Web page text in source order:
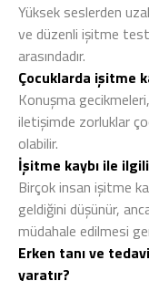
Yüksek seslerden
ve düzenli işitme
arasındadır.
Çocuklarda işitme
Konuşma
iletişimde zorluklar
olabilir.
İşitme kaybı ile
Birçok insan işitme
geldiğini düşünür,
müdahale edilmesi
Erken tanı ve
yaratır?